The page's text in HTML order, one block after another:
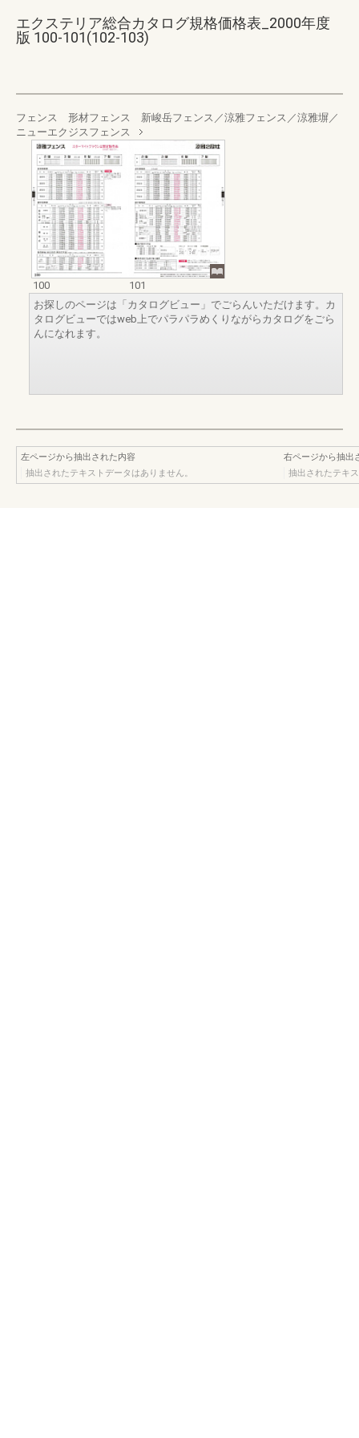
エクステリア総合カタログ規格価格表_2000年度
版 100-101(102-103)
フェンス 形材フェンス 新峻岳フェンス／涼雅フェンス／涼雅塀／
ニューエクジスフェンス
100
101
お探しのページは「カタログビュー」でごらんいただけます。カ
タログビューではweb上でパラパラめくりながらカタログをごら
んになれます。
左ページから抽出された内容
抽出されたテキストデータはありません。
右ページから抽出
抽出されたテキ